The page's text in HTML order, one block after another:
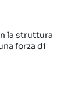
la struttura
forza di